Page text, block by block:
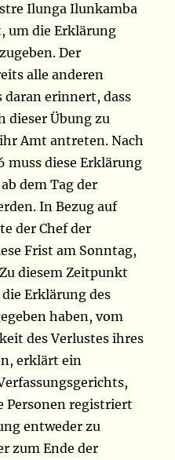
Ilunga Ilunkamba
um die Erklärung
Der
alle anderen
daran erinnert, dass
dieser Übung zu
Amt antreten. Nach
muss diese Erklärung
dem Tag der
In Bezug auf
der Chef der
Frist am Sonntag,
diesem Zeitpunkt
Erklärung des
haben, vom
des Verlustes ihres
erklärt ein
Personen registriert
entweder zu
zum Ende der